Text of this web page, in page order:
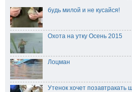
будь милой и не кусайся!
Охота на утку Осень 2015
Лоцман
Утенок хочет позавтракать